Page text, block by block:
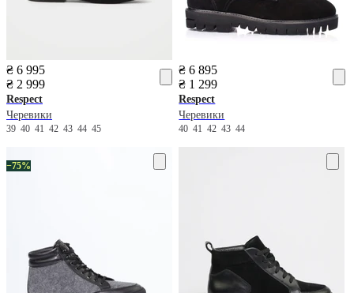
₴ 6 995
₴ 2 999
Respect
Черевики
39 40 41 42 43 44 45
₴ 6 895
₴ 1 299
Respect
Черевики
4041424344
−75%